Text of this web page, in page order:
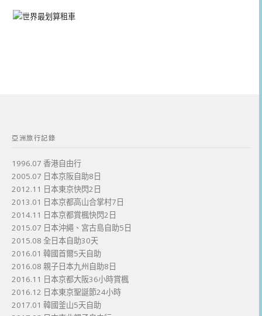
亞洲旅行記錄
1996.07 香港自由行
2005.07 日本京阪自助8日
2012.11 日本東京快閃2日
2013.01 日本京都高山合掌村7日
2014.11 日本京都賞楓快閃2日
2015.07 日本沖繩、宮古島自助5日
2015.08 全日本自助30天
2016.01 韓國首爾5天自助
2016.08 親子日本九州自助8日
2016.11 日本京都大阪36小時賞楓
2016.12 日本東京聖誕節24小時
2017.01 韓國釜山5天自助